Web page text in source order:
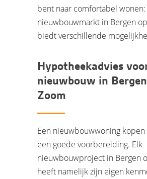
bent naar comfortabel
nieuwbouwmarkt in Bergen
biedt verschillende
Hypotheekadvies
nieuwbouw in
Zoom
Een nieuwbouwwoning kopen
een goede voorbereiding. Elk
nieuwbouwproject in Bergen
heeft namelijk zijn eigen